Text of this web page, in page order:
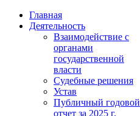
Главная
Деятельность
Взаимодействие с
органами
государственной
власти
Судебные решения
Устав
Публичный годовой
отчет за 2025 г.